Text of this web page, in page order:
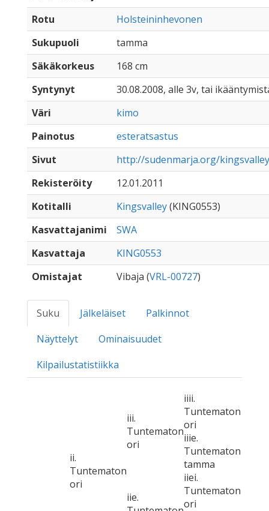
Rotu
Holsteininhevonen
Sukupuoli
tamma
Säkäkorkeus
168 cm
Syntynyt
30.08.2008, alle 3v, tai
Väri
kimo
Painotus
esteratsastus
Sivut
http://sudenmarja.org/
Rekisteröity
12.01.2011
Kotitalli
Kingsvalley(KING0553)
Kasvattajanimi
SWA
Kasvattaja
KING0553
Omistajat
Vibaja (VRL-00727)
Suku Jälkeläiset
Palkinnot
Näyttelyt
Ominaisuudet
Kilpailustatistiikka
ii.
Tuntematon
ori
iii.
Tuntematon
ori
iiii.
Tuntematon
ori
iiie.
Tuntematon
tamma
iie.
iiei.
Tuntematon
ori